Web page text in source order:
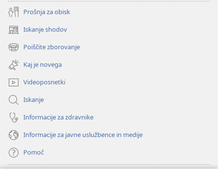
Prošnja za obisk
Iskanje shodov
(odpre
novo
okno)
Poiščite zborovanje
(odpre
novo
okno)
Kaj je novega
Videoposnetki
Iskanje
Informacije za zdravnike
Informacije za javne uslužbence in medije
Pomoč